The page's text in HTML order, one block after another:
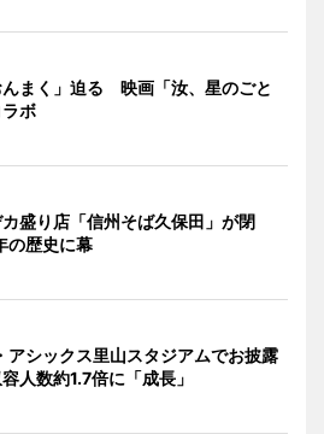
まく」迫る 映画「汝、星のごと
ボ
盛り店「信州そば久保田」が閉
歴史に幕
アシックス里山スタジアムでお披露
人数約1.7倍に「成長」